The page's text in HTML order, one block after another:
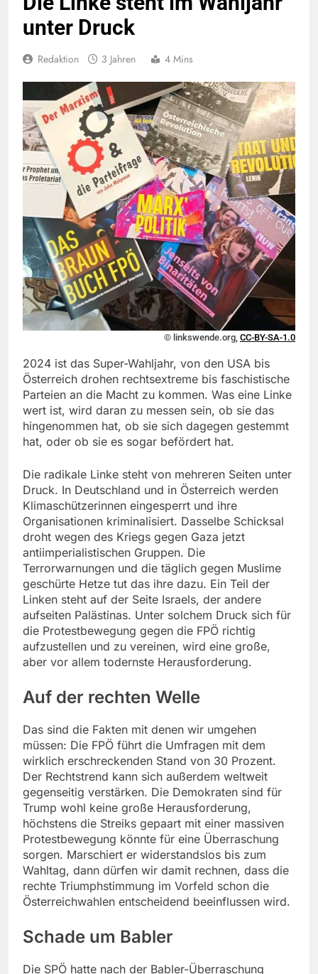
unter Druck
Redaktion 3 Jahren 4 Mins
© linkswende.org, CC-BY-SA-1.0
2024 ist das Super-Wahljahr, von den USA bis
Österreich drohen rechtsextreme bis faschistische
Parteien an die Macht zu kommen. Was eine Linke
wert ist, wird daran zu messen sein, ob sie das
hingenommen hat, ob sie sich dagegen gestemmt
hat, oder ob sie es sogar befördert hat.
Die radikale Linke steht von mehreren Seiten unter
Druck. In Deutschland und in Österreich werden
Klimaschützerinnen eingesperrt und ihre
Organisationen kriminalisiert. Dasselbe Schicksal
droht wegen des Kriegs gegen Gaza jetzt
antiimperialistischen Gruppen. Die
Terrorwarnungen und die täglich gegen Muslime
geschürte Hetze tut das ihre dazu. Ein Teil der
Linken steht auf der Seite Israels, der andere
aufseiten Palästinas. Unter solchem Druck sich für
die Protestbewegung gegen die FPÖ richtig
aufzustellen und zu vereinen, wird eine große,
aber vor allem todernste Herausforderung.
Auf der rechten Welle
Das sind die Fakten mit denen wir umgehen
müssen: Die FPÖ führt die Umfragen mit dem
wirklich erschreckenden Stand von 30 Prozent.
Der Rechtstrend kann sich außerdem weltweit
gegenseitig verstärken. Die Demokraten sind für
Trump wohl keine große Herausforderung,
höchstens die Streiks gepaart mit einer massiven
Protestbewegung könnte für eine Überraschung
sorgen. Marschiert er widerstandslos bis zum
Wahltag, dann dürfen wir damit rechnen, dass die
rechte Triumphstimmung im Vorfeld schon die
Österreichwahlen entscheidend beeinflussen wird.
Schade um Babler
Die SPÖ hatte nach der Babler-Überraschung